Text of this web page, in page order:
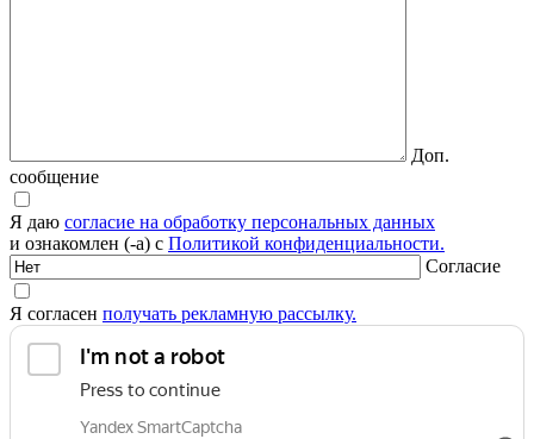
Доп.
сообщение
Я даю согласие на обработку персональных данных
и ознакомлен (-а) с Политикой конфиденциальности.
Согласие
Я согласен получать рекламную рассылку.